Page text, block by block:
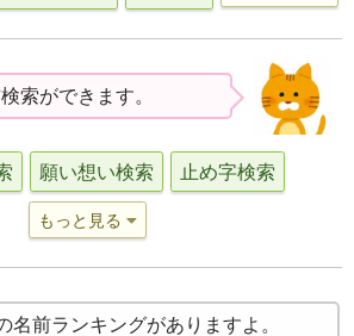
索ができます。
願い想い検索 止め字検索
もっと見る
名前ランキングがありますよ。